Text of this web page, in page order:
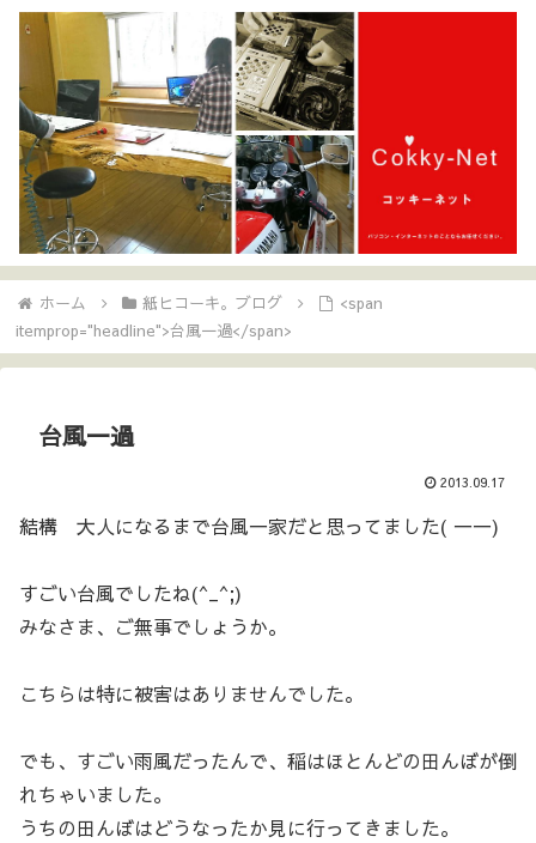
ホーム 紙ヒコーキ。ブログ
<span
itemprop="headline">台風一過</span>
台風一過
2013.09.17
結構 大人になるまで台風一家だと思ってました( 一一)
すごい台風でしたね(^_^;)
みなさま、ご無事でしょうか。
こちらは特に被害はありませんでした。
でも、すごい雨風だったんで、稲はほとんどの田んぼが倒
れちゃいました。
うちの田んぼはどうなったか見に行ってきました。